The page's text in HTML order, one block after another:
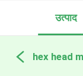
उत्पाद
hex head